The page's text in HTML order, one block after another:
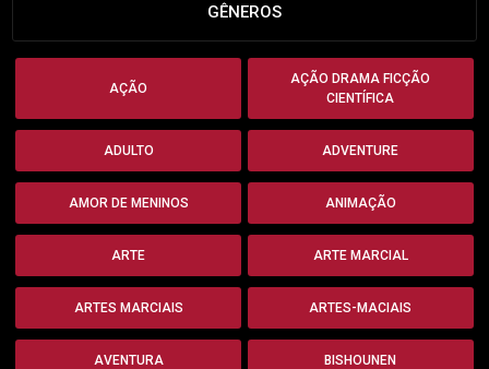
GÊNEROS
AÇÃO
AÇÃO DRAMA FICÇÃO
CIENTÍFICA
ADULTO ADVENTURE
AMOR DE MENINOS ANIMAÇÃO
ARTE ARTE MARCIAL
ARTES MARCIAIS ARTES-MACIAIS
AVENTURA BISHOUNEN